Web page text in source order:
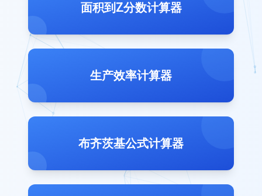
面积到Z分数计算器
生产效率计算器
布齐茨基公式计算器